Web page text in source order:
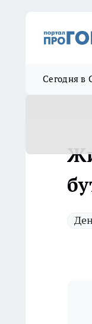
Сегодня в